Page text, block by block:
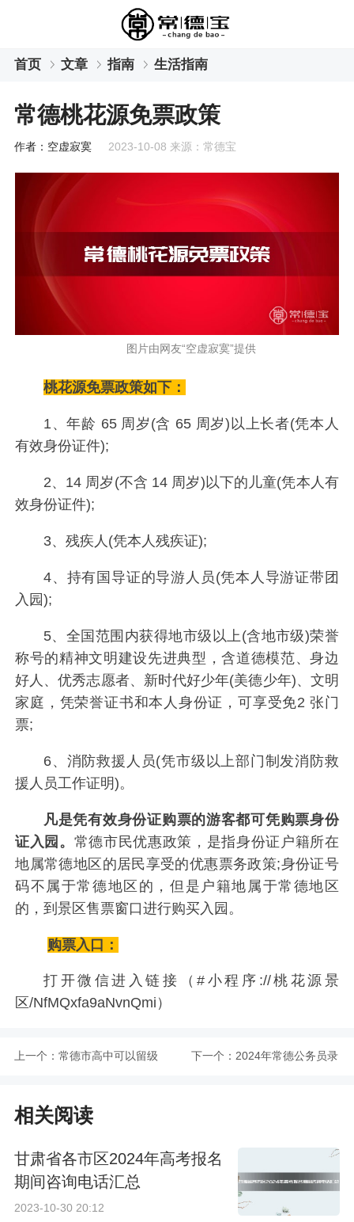
首页 文章 指南 生活指南
常德桃花源免票政策
作者：空虚寂寞 2023-10-08 来源：常德宝
图片由网友“空虚寂寞”提供
桃花源免票政策如下：
1、年龄 65 周岁(含 65 周岁)以上长者(凭本人
有效身份证件);
2、14 周岁(不含 14 周岁)以下的儿童(凭本人有
效身份证件);
3、残疾人(凭本人残疾证);
4、持有国导证的导游人员(凭本人导游证带团
入园);
5、全国范围内获得地市级以上(含地市级)荣誉
称号的精神文明建设先进典型，含道德模范、身边
好人、优秀志愿者、新时代好少年(美德少年)、文明
家庭，凭荣誉证书和本人身份证，可享受免2 张门
票;
6、消防救援人员(凭市级以上部门制发消防救
援人员工作证明)。
凡是凭有效身份证购票的游客都可凭购票身份
证入园。 常德市民优惠政策，是指身份证户籍所在
地属常德地区的居民享受的优惠票务政策;身份证号
码不属于常德地区的，但是户籍地属于常德地区
的，到景区售票窗口进行购买入园。
购票入口：
打开微信进入链接（#小程序://桃花源景
区/NfMQxfa9aNvnQmi）
上一个： 常德市高中可以留级 下一个： 2024年常德公务员录
相关阅读
甘肃省各市区2024年高考报名
期间咨询电话汇总
2023-10-30 20:12